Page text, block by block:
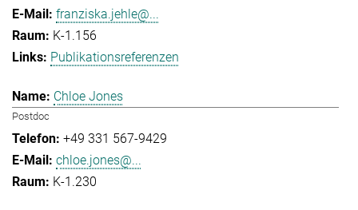
franziska.jehle@...
K-1.156
Publikationsreferenzen
Chloe Jones
Postdoc
+49 331 567-9429
chloe.jones@...
K-1.230